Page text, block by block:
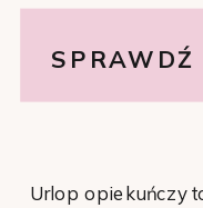
Urlop opiekuńczy
SPRAWDŹ